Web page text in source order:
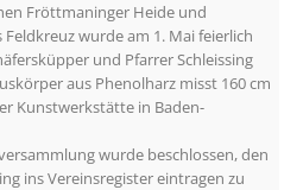
Fröttmaninger Heide und
Feldkreuz wurde am 1. Mai feierlich
und Pfarrer Schleissing
aus Phenolharz misst 160 cm
Kunstwerkstätte in Baden-
wurde beschlossen, den
ins Vereinsregister eintragen zu